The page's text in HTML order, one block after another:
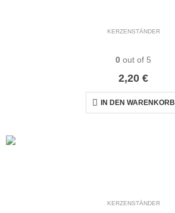
KERZENSTÄNDER
0 out of 5
2,20 €
IN DEN WARENKORB
KERZENSTÄNDER